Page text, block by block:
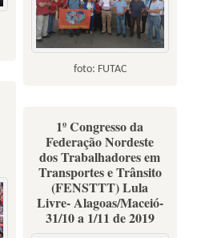
foto: FUTAC
1º Congresso da
Federação Nordeste
dos Trabalhadores em
Transportes e Trânsito
(FENSTTT) Lula
Livre- Alagoas/Maceió-
31/10 a 1/11 de 2019